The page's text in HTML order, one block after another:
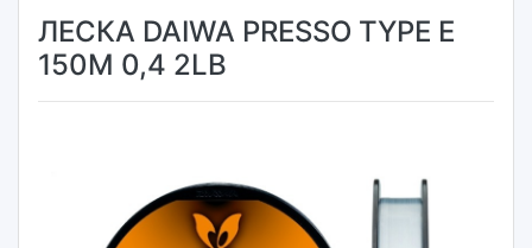
ЛЕСКА DAIWA PRESSO TYPE E
150М 0,4 2LB